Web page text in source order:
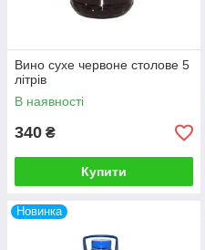
Вино сухе червоне столове 5
літрів
В наявності
340 ₴
Купити
Новинка